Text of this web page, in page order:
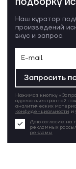
Наш куратор
произведений
вкус и запрос.
Запросить
Нажимая кнопку
адреса электронной
аналитических
конфиденциальности и
Даю согласие на
рекламных
рекламы